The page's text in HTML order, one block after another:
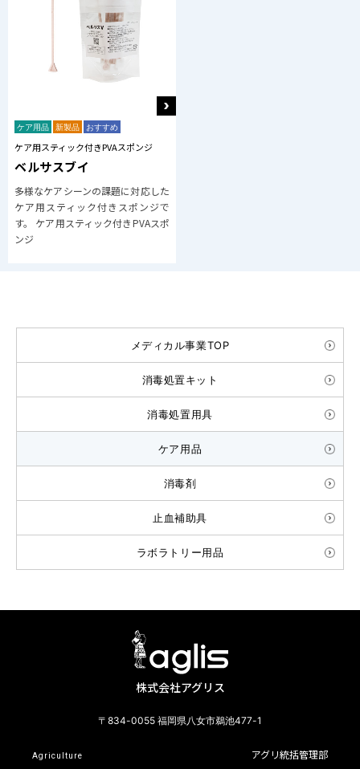
ケア用品 新製品 おすすめ
ケア用スティック付きPVAスポンジ
ベルサスブイ
多様なケアシーンの課題に対応した
ケア用スティック付きスポンジで
す。 ケア用スティック付きPVAスポ
ンジ
メディカル事業TOP
消毒処置キット
消毒処置用具
ケア用品
消毒剤
止血補助具
ラボラトリー用品
株式会社アグリス
〒834-0055 福岡県八女市鵜池477-1
Agriculture アグリ統括管理部